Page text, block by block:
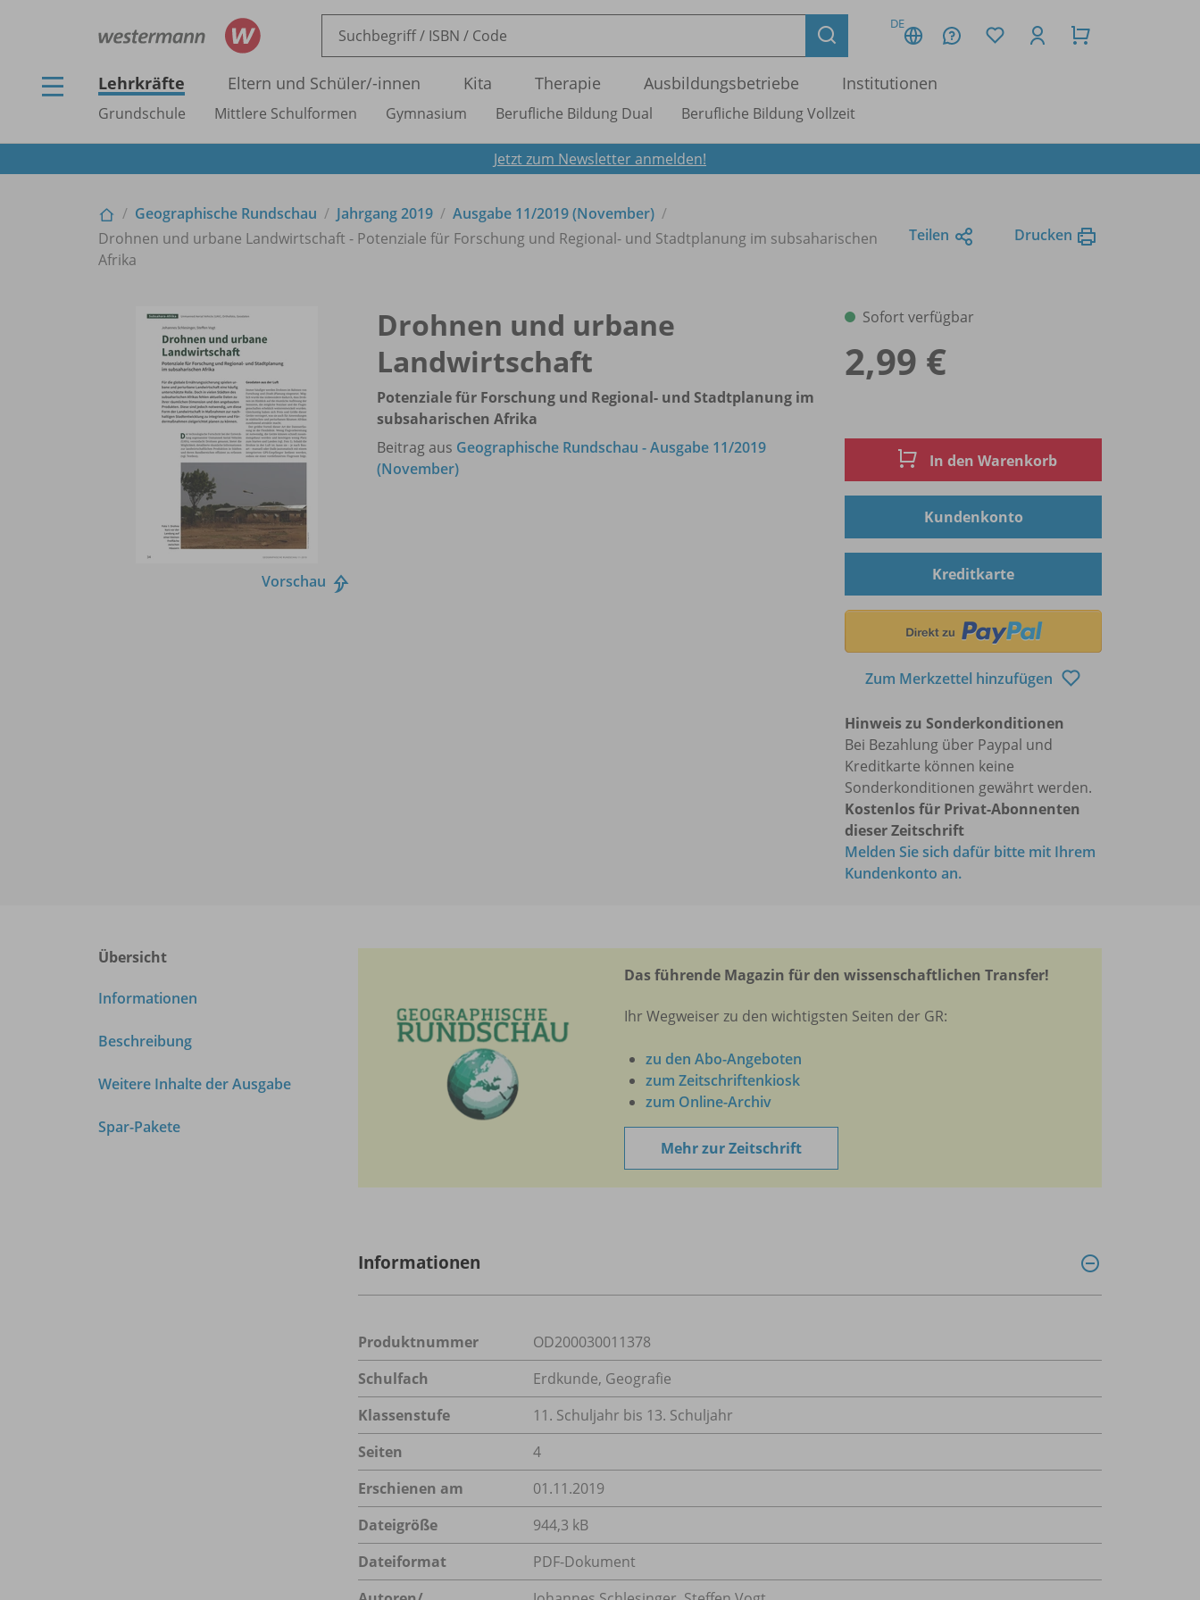
DE
Lehrkräfte Eltern und Schüler/-innen Kita Therapie Ausbildungsbetriebe Institutionen
Grundschule Mittlere Schulformen Gymnasium Berufliche Bildung Dual Berufliche Bildung Vollzeit
Jetzt zum Newsletter anmelden!
Geographische Rundschau Jahrgang 2019 Ausgabe 11/2019 (November)
Drohnen und urbane Landwirtschaft - Potenziale für Forschung und Regional- und Stadtplanung im subsaharischen
Afrika
Teilen Drucken
Vorschau
Drohnen und urbane
Landwirtschaft
Potenziale für Forschung und Regional- und Stadtplanung im
subsaharischen Afrika
Beitrag aus Geographische Rundschau - Ausgabe 11/2019
(November)
Sofort verfügbar
2,99 €
In den Warenkorb
Kundenkonto
Kreditkarte
Zum Merkzettel hinzufügen
Hinweis zu Sonderkonditionen
Bei Bezahlung über Paypal und
Kreditkarte können keine
Sonderkonditionen gewährt werden.
Kostenlos für Privat-Abonnenten
dieser Zeitschrift
Melden Sie sich dafür bitte mit Ihrem
Kundenkonto an.
Übersicht
Informationen
Beschreibung
Weitere Inhalte der Ausgabe
Spar-Pakete
Das führende Magazin für den wissenschaftlichen Transfer!
Ihr Wegweiser zu den wichtigsten Seiten der GR:
zu den Abo-Angeboten
zum Zeitschriftenkiosk
zum Online-Archiv
Mehr zur Zeitschrift
Informationen
Produktnummer
OD200030011378
Schulfach
Erdkunde, Geografie
Klassenstufe
11. Schuljahr bis 13. Schuljahr
Seiten
4
Erschienen am
01.11.2019
Dateigröße
944,3 kB
Dateiformat
PDF-Dokument